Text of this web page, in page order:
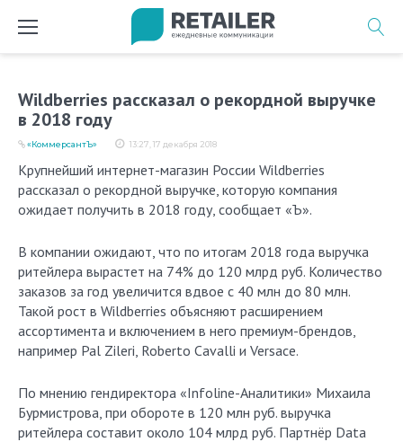
Wildberries рассказал о рекордной выручке
в 2018 году
13:27, 17 декабря 2018
«КоммерсантЪ»
Крупнейший интернет-магазин России Wildberries
рассказал о рекордной выручке, которую компания
ожидает получить в 2018 году, сообщает «Ъ».
В компании ожидают, что по итогам 2018 года выручка
ритейлера вырастет на 74% до 120 млрд руб. Количество
заказов за год увеличится вдвое с 40 млн до 80 млн.
Такой рост в Wildberries объясняют расширением
ассортимента и включением в него премиум-брендов,
например Pal Zileri, Roberto Cavalli и Versace.
По мнению гендиректора «Infoline-Аналитики» Михаила
Бурмистрова, при обороте в 120 млн руб. выручка
ритейлера составит около 104 млрд руб. Партнёр Data